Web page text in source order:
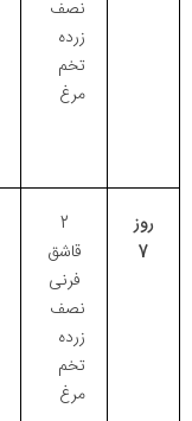
نصف
زرده
تخم
مرغ
روز
7
2
قاشق
فرنی
نصف
زرده
تخم
مرغ